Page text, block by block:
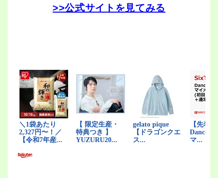
>>公式サイトを見てみる